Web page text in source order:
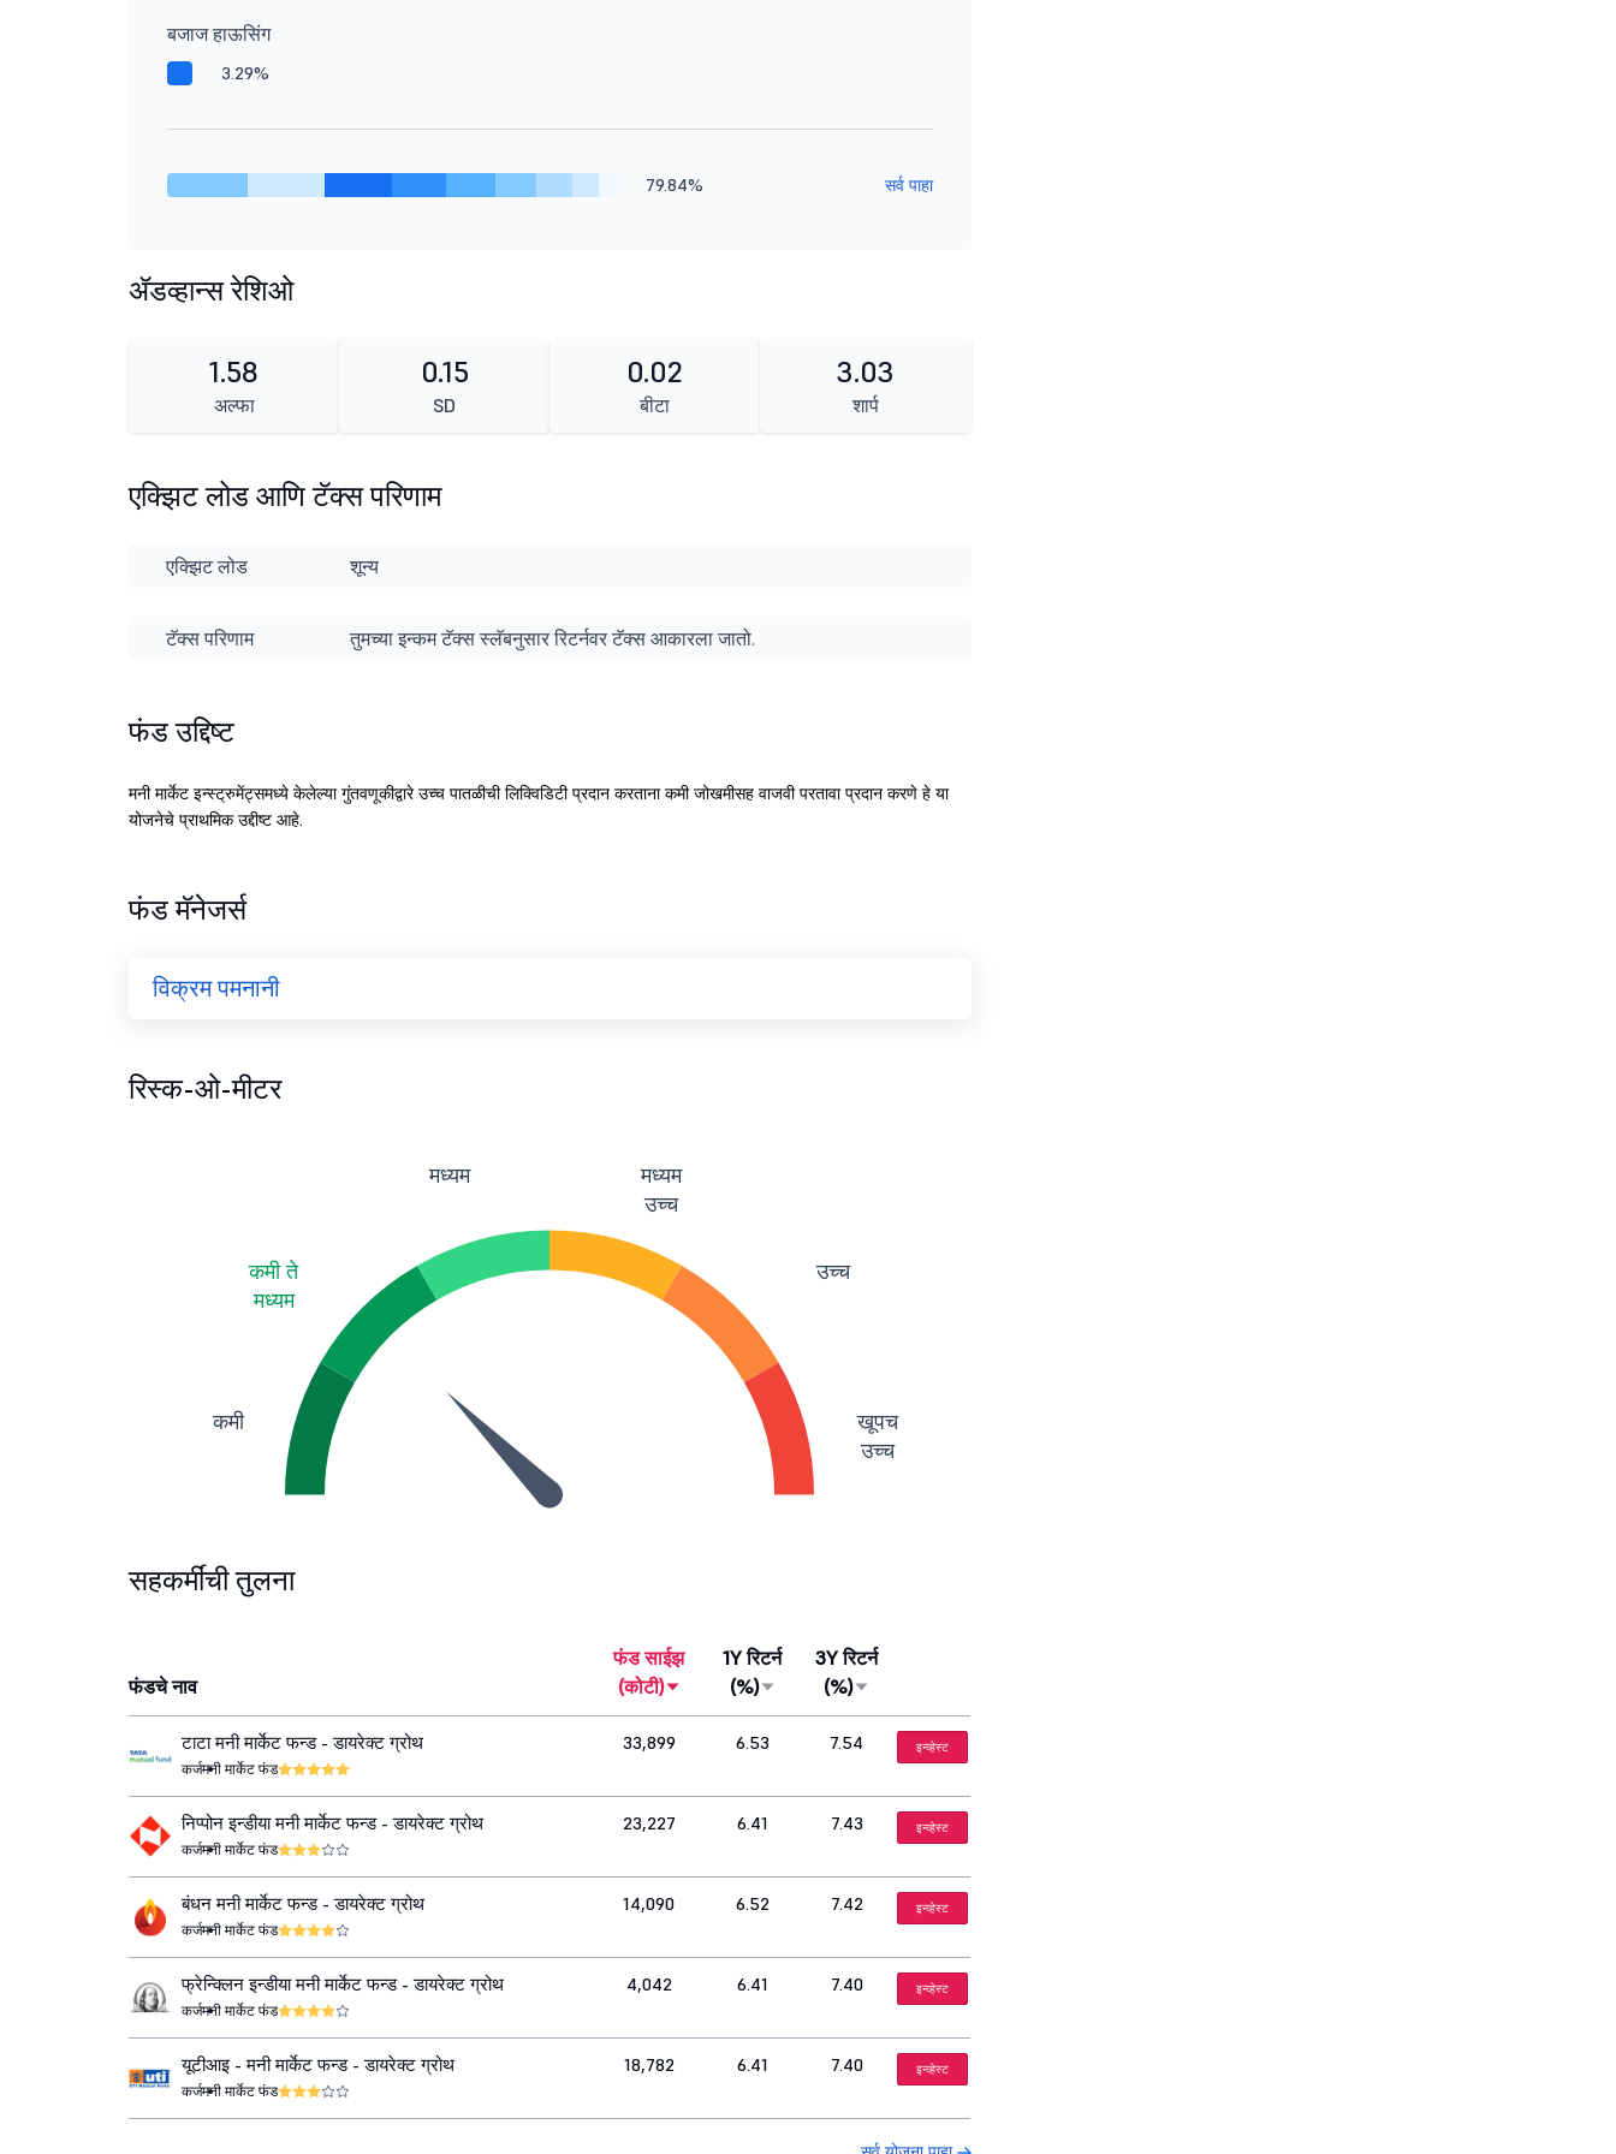
बजाज हाऊसिंग
3.29%
79.84% सर्व पाहा
ॲडव्हान्स रेशिओ
1.58
अल्फा
0.15
SD
0.02
बीटा
3.03
शार्प
एक्झिट लोड आणि टॅक्स परिणाम
एक्झिट लोड शून्य
टॅक्स परिणाम तुमच्या इन्कम टॅक्स स्लॅबनुसार रिटर्नवर टॅक्स आकारला जातो.
फंड उद्दिष्ट
मनी मार्केट इन्स्ट्रुमेंट्समध्ये केलेल्या गुंतवणूकीद्वारे उच्च पातळीची लिक्विडिटी प्रदान करताना कमी जोखमीसह वाजवी परतावा प्रदान करणे हे या
योजनेचे प्राथमिक उद्दीष्ट आहे.
फंड मॅनेजर्स
विक्रम पमनानी
रिस्क-ओ-मीटर
कमी
कमी ते
मध्यम
मध्यम
मध्यम
उच्च
उच्च
खूपच
उच्च
सहकर्मींची तुलना
फंडचे नाव
फंड साईझ
(कोटी)
1Y रिटर्न
(%)
3Y रिटर्न
(%)
टाटा मनी मार्केट फन्ड - डायरेक्ट ग्रोथ
कर्जमनी मार्केट फंड
33,899 6.53 7.54 इन्व्हेस्ट
निप्पोन इन्डीया मनी मार्केट फन्ड - डायरेक्ट ग्रोथ
कर्जमनी मार्केट फंड
23,227 6.41 7.43 इन्व्हेस्ट
बंधन मनी मार्केट फन्ड - डायरेक्ट ग्रोथ
कर्जमनी मार्केट फंड
14,090 6.52 7.42 इन्व्हेस्ट
फ्रेन्क्लिन इन्डीया मनी मार्केट फन्ड - डायरेक्ट ग्रोथ
कर्जमनी मार्केट फंड
4,042 6.41 7.40 इन्व्हेस्ट
यूटीआइ - मनी मार्केट फन्ड - डायरेक्ट ग्रोथ
कर्जमनी मार्केट फंड
18,782 6.41 7.40 इन्व्हेस्ट